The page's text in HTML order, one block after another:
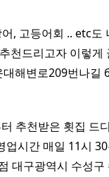
, 고등어회 .. etc도
천드리고자 이렇게
대해변로209번나길
추천받은 횟집 드
업시간 매일 11시
대구광역시 수성